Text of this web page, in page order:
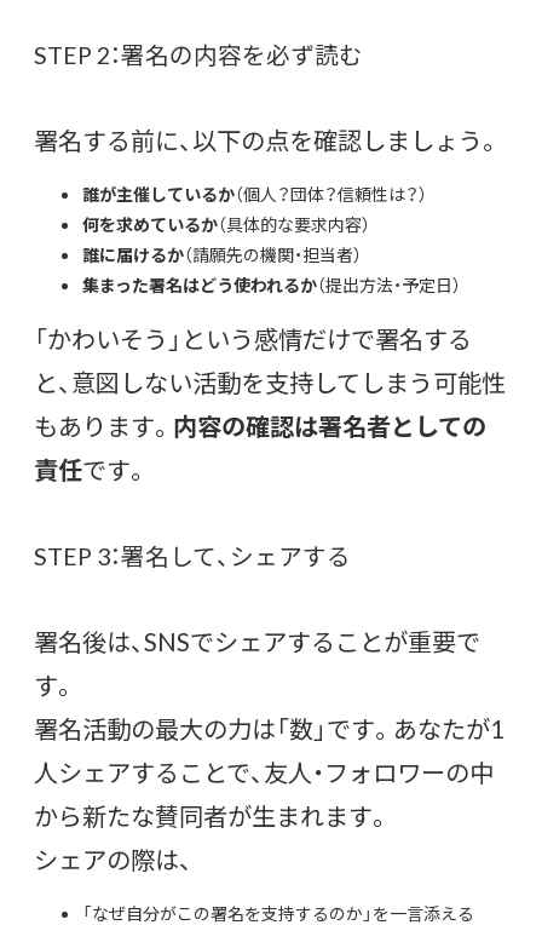
STEP 2：署名の内容を必ず読む
署名する前に、以下の点を確認しましょう。
誰が主催しているか（個人？団体？信頼性は？）
何を求めているか（具体的な要求内容）
誰に届けるか（請願先の機関・担当者）
集まった署名はどう使われるか（提出方法・予定日）
「かわいそう」という感情だけで署名する
と、意図しない活動を支持してしまう可能性
もあります。 内容の確認は署名者としての
責任です。
STEP 3：署名して、シェアする
署名後は、SNSでシェアすることが重要で
す。
署名活動の最大の力は「数」です。あなたが1
人シェアすることで、友人・フォロワーの中
から新たな賛同者が生まれます。
シェアの際は、
「なぜ自分がこの署名を支持するのか」を一言添える